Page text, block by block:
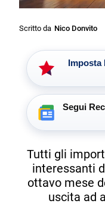
Scritto da Nico Donvito
Imposta
Segui
Tutti gli
interessanti
ottavo mese
uscita ad